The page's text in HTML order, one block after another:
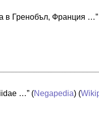
в Гренобъл, Франция …”
…” (Negapedia) (